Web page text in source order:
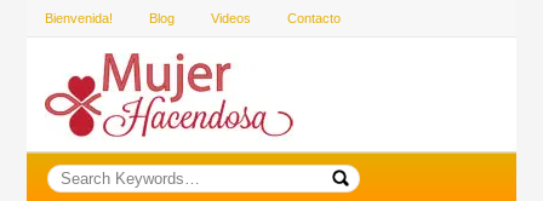
Bienvenida! Blog Videos Contacto